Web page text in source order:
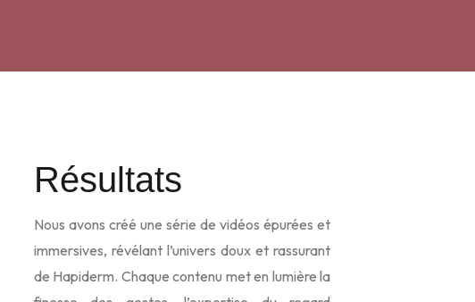
Résultats
Nous avons créé une série de vidéos épurées et
immersives, révélant l’univers doux et rassurant
de Hapiderm. Chaque contenu met en lumière la